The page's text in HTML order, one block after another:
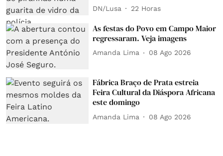
DN/Lusa 22 Horas
As festas do Povo em Campo Maior
regressaram. Veja imagens
Amanda Lima 08 Ago 2026
Fábrica Braço de Prata estreia
Feira Cultural da Diáspora Africana
este domingo
Amanda Lima 08 Ago 2026